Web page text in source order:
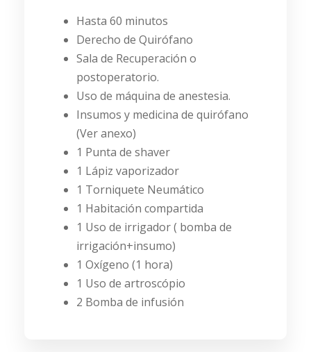
Hasta 60 minutos
Derecho de Quirófano
Sala de Recuperación o
postoperatorio.
Uso de máquina de anestesia.
Insumos y medicina de quirófano
(Ver anexo)
1 Punta de shaver
1 Lápiz vaporizador
1 Torniquete Neumático
1 Habitación compartida
1 Uso de irrigador ( bomba de
irrigación+insumo)
1 Oxígeno (1 hora)
1 Uso de artroscópio
2 Bomba de infusión